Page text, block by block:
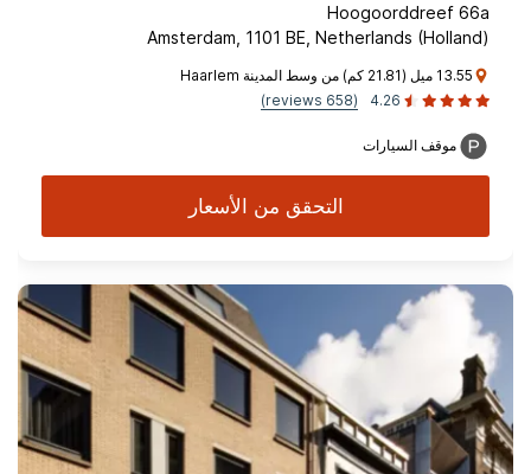
Hoogoorddreef 66a
Amsterdam, 1101 BE, Netherlands (Holland)
13.55 ميل (21.81 كم) من وسط المدينة Haarlem
4.26
(658 reviews)
موقف السيارات
التحقق من الأسعار